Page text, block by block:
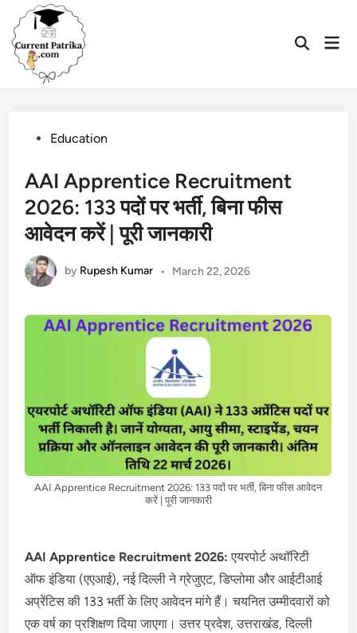
content
Open
PostedEducation
AAI Apprentice Recruitment
2026: 133 पदों पर भर्ती, बिना फीस
आवेदन करें | पूरी जानकारी
by Rupesh Kumar • March 22, 2026
AAI Apprentice Recruitment 2026: 133 पदों पर भर्ती, बिना फीस आवेदन
करें | पूरी जानकारी
AAI Apprentice Recruitment 2026:एयरपोर्ट अथॉरिटी
ऑफ इंडिया (एएआई), नई दिल्ली ने ग्रेजुएट, डिप्लोमा और आईटीआई
अप्रेंटिस की 133 भर्ती के लिए आवेदन मांगे हैं। चयनित उम्मीदवारों को
एक वर्ष का प्रशिक्षण दिया जाएगा। उत्तर प्रदेश, उत्तराखंड, दिल्ली